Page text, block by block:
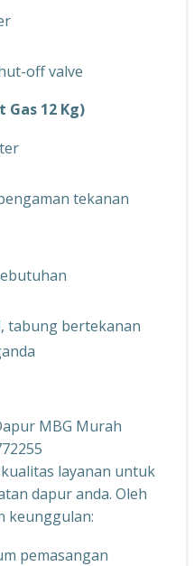
off valve
12 Kg)
tekanan
tabung bertekanan
MBG Murah
layanan untuk
dapur anda. Oleh
keunggulan:
pemasangan